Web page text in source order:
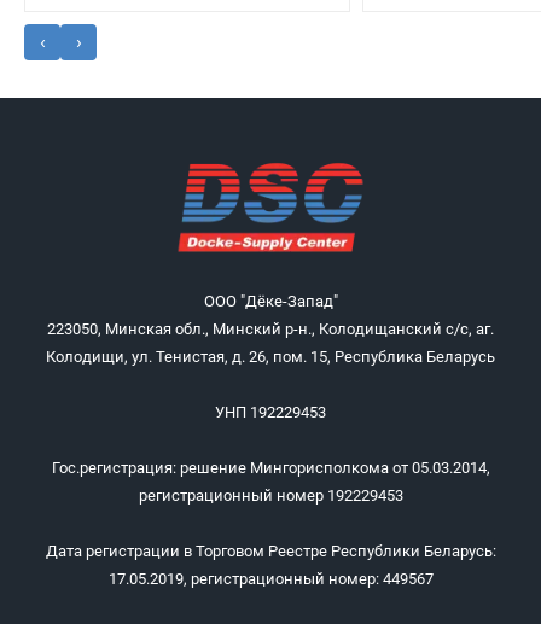
‹ ›
ООО "Дёке-Запад"
223050, Минская обл., Минский р-н., Колодищанский с/с, аг.
Колодищи, ул. Тенистая, д. 26, пом. 15, Республика Беларусь
УНП 192229453
Гос.регистрация: решение Мингорисполкома от 05.03.2014,
регистрационный номер 192229453
Дата регистрации в Торговом Реестре Республики Беларусь:
17.05.2019, регистрационный номер: 449567